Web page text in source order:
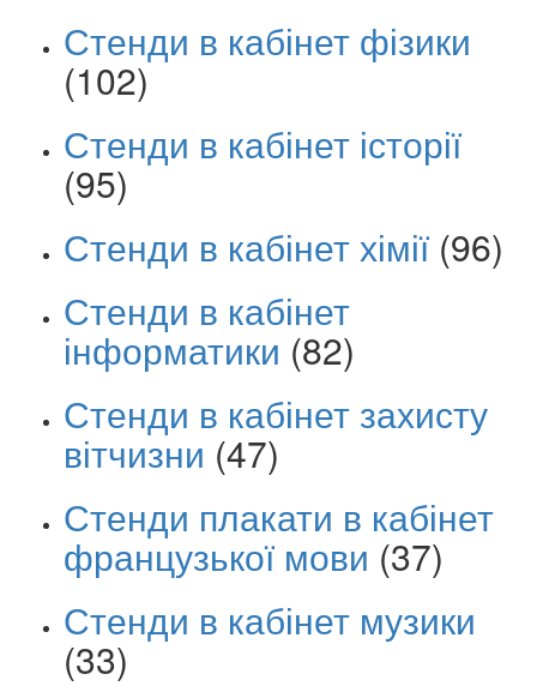
Стенди в кабінет фізики
(102)
Стенди в кабінет історії
(95)
Стенди в кабінет хімії (96)
Стенди в кабінет
інформатики (82)
Стенди в кабінет захисту
вітчизни (47)
Стенди плакати в кабінет
французької мови (37)
Стенди в кабінет музики
(33)